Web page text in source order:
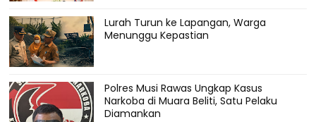
Lurah Turun ke Lapangan, Warga
Menunggu Kepastian
Polres Musi Rawas Ungkap Kasus
Narkoba di Muara Beliti, Satu Pelaku
Diamankan